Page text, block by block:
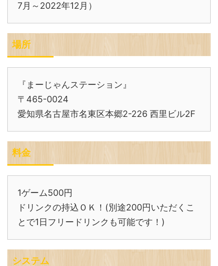
7月～2022年12月）
場所
『まーじゃんステーション』
〒465-0024
愛知県名古屋市名東区本郷2-226 西里ビル2F
料金
1ゲーム500円
ドリンクの持込ＯＫ！(別途200円いただくこ
とで1日フリードリンクも可能です！)
システム